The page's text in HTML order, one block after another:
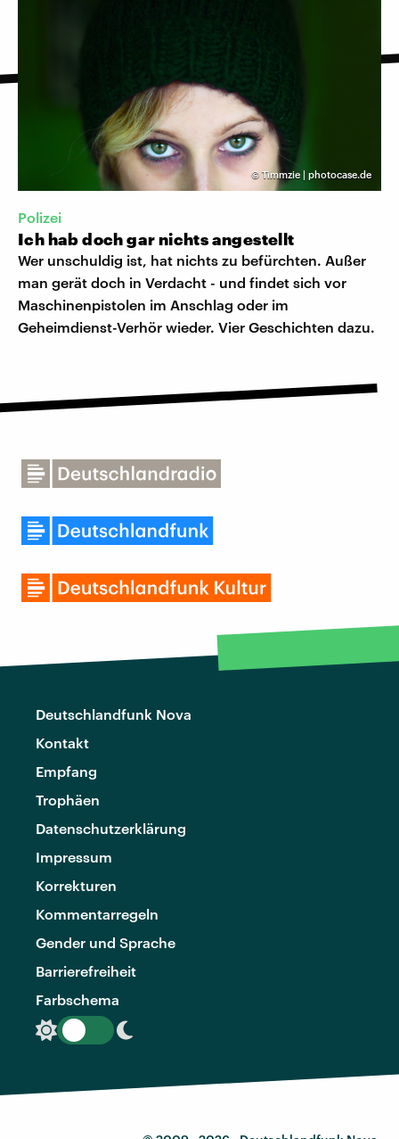
© Timmzie | photocase.de
Polizei
Ich hab doch gar nichts angestellt
Wer unschuldig ist, hat nichts zu befürchten. Außer
man gerät doch in Verdacht - und findet sich vor
Maschinenpistolen im Anschlag oder im
Geheimdienst-Verhör wieder. Vier Geschichten dazu.
Deutschlandfunk Nova
Kontakt
Empfang
Trophäen
Datenschutzerklärung
Impressum
Korrekturen
Kommentarregeln
Gender und Sprache
Barrierefreiheit
Farbschema